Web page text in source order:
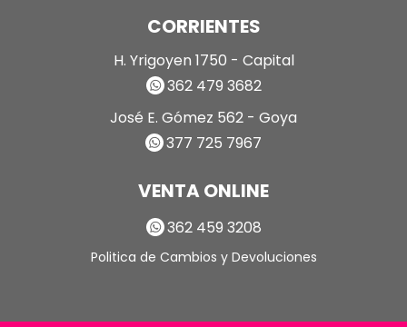
CORRIENTES
H. Yrigoyen 1750 - Capital
362 479 3682
José E. Gómez 562 - Goya
377 725 7967
VENTA ONLINE
362 459 3208
Politica de Cambios y Devoluciones